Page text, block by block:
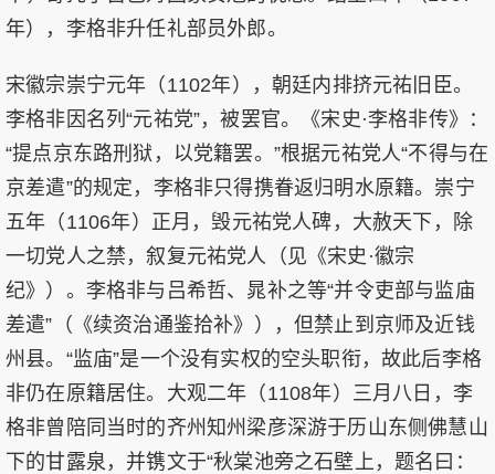
年），李格非升任礼部员外郎。
宋徽宗崇宁元年（1102年），朝廷内排挤元祐旧臣。
李格非因名列“元祐党”，被罢官。《宋史·李格非传》：
“提点京东路刑狱，以党籍罢。”根据元祐党人“不得与在
京差遣”的规定，李格非只得携眷返归明水原籍。崇宁
五年（1106年）正月，毁元祐党人碑，大赦天下，除
一切党人之禁，叙复元祐党人（见《宋史·徽宗
纪》）。李格非与吕希哲、晁补之等“并令吏部与监庙
差遣”（《续资治通鉴拾补》），但禁止到京师及近钱
州县。“监庙”是一个没有实权的空头职衔，故此后李格
非仍在原籍居住。大观二年（1108年）三月八日，李
格非曾陪同当时的齐州知州梁彦深游于历山东侧佛慧山
下的甘露泉，并镌文于“秋棠池旁之石壁上，题名曰：